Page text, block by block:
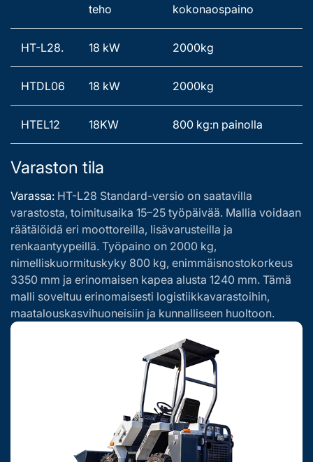
teho
kokonaospaino
HT-L28. 18 kW 2000kg
HTDL06 18 kW 2000kg
HTEL12 18KW 800 kg:n painolla
Varaston tila
Varassa: HT-L28 Standard-versio on saatavilla
varastosta, toimitusaika 15–25 työpäivää. Mallia voidaan
räätälöidä eri moottoreilla, lisävarusteilla ja
renkaantyypeillä. Työpaino on 2000 kg,
nimelliskuormituskyky 800 kg, enimmäisnostokorkeus
3350 mm ja erinomaisen kapea alusta 1240 mm. Tämä
malli soveltuu erinomaisesti logistiikkavarastoihin,
maatalouskasvihuoneisiin ja kunnalliseen huoltoon.